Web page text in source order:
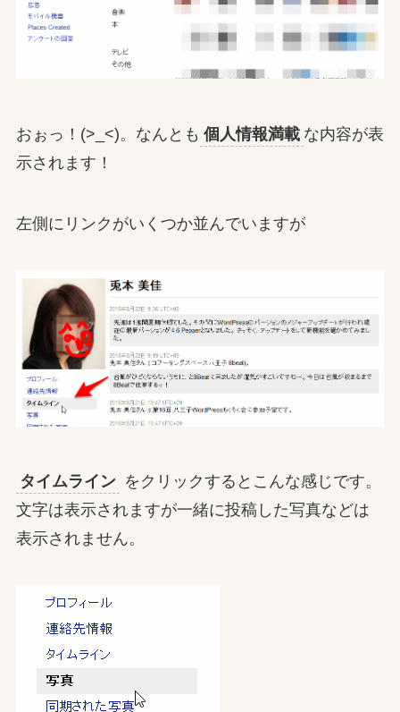
おぉっ！(>_<)。なんとも 個人情報満載 な内容が表
示されます！
左側にリンクがいくつか並んでいますが
タイムライン をクリックするとこんな感じです。
文字は表示されますが一緒に投稿した写真などは
表示されません。